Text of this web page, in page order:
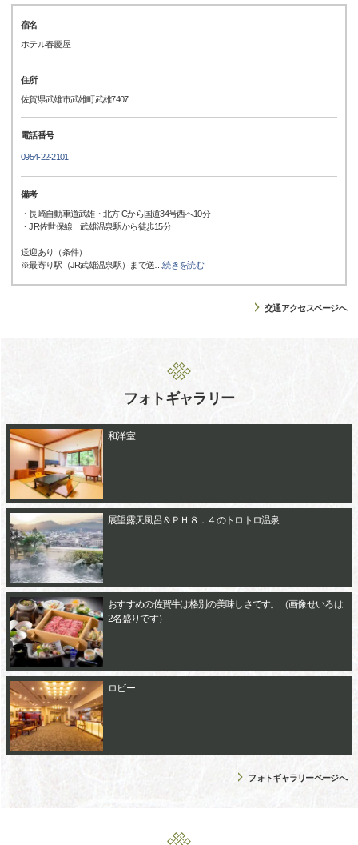
宿名
ホテル春慶屋
住所
佐賀県武雄市武雄町武雄7407
電話番号
0954-22-2101
備考
・長崎自動車道武雄・北方ICから国道34号西へ10分
・JR佐世保線 武雄温泉駅から徒歩15分
送迎あり（条件）
※最寄り駅（JR武雄温泉駅）まで送 …続きを読む
交通アクセスページへ
フォトギャラリー
和洋室
展望露天風呂＆ＰＨ８．４のトロトロ温泉
おすすめの佐賀牛は格別の美味しさです。（画像せいろは
2名盛りです）
ロビー
フォトギャラリーページへ